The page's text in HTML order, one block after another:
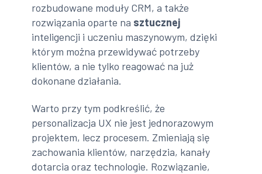
rozbudowane moduły CRM, a także
rozwiązania oparte na sztucznej
inteligencji i uczeniu maszynowym, dzięki
którym można przewidywać potrzeby
klientów, a nie tylko reagować na już
dokonane działania.
Warto przy tym podkreślić, że
personalizacja UX nie jest jednorazowym
projektem, lecz procesem. Zmieniają się
zachowania klientów, narzędzia, kanały
dotarcia oraz technologie. Rozwiązanie,